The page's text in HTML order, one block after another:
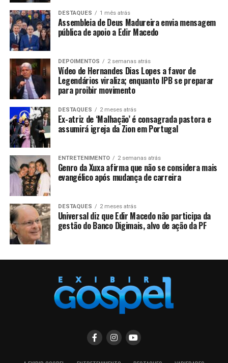
DESTAQUES 1 mês atrás
Assembleia de Deus Madureira envia mensagem
pública de apoio a Edir Macedo
DEPOIMENTOS 2 semanas atrás
Vídeo de Hernandes Dias Lopes a favor de
Legendários viraliza; enquanto IPB se preparar
para proibir movimento
DESTAQUES 2 meses atrás
Ex-atriz de ‘Malhação’ é consagrada pastora e
assumirá igreja da Zion em Portugal
ENTRETENIMENTO 2 semanas atrás
Genro da Xuxa afirma que não se considera mais
evangélico após mudança de carreira
DESTAQUES 2 meses atrás
Universal diz que Edir Macedo não participa da
gestão do Banco Digimais, alvo de ação da PF